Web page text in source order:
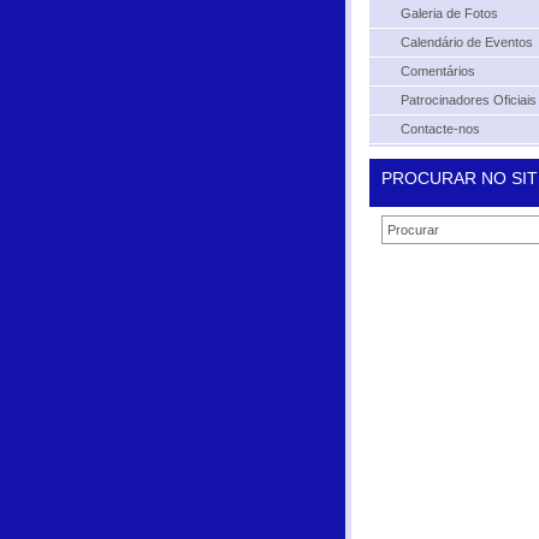
Galeria de Fotos
Calendário de Eventos
Comentários
Patrocinadores Oficiais
Contacte-nos
PROCURAR NO